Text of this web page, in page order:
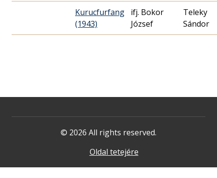
Kurucfurfang
(1943)
ifj. Bokor
József
Teleky
Sándor
© 2026 All rights reserved.
Oldal tetejére